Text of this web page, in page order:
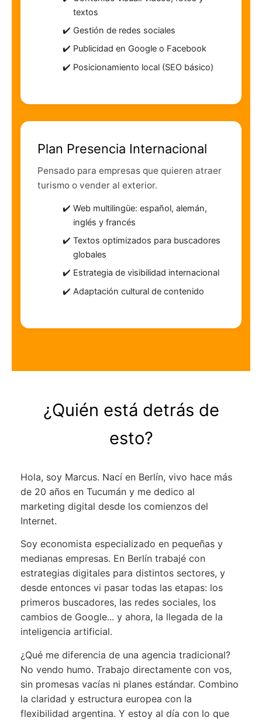
textos
Gestión de redes sociales
Publicidad en Google o Facebook
Posicionamiento local (SEO básico)
Plan Presencia Internacional
Pensado para empresas que quieren atraer
turismo o vender al exterior.
Web multilingüe: español, alemán,
inglés y francés
Textos optimizados para buscadores
globales
Estrategia de visibilidad internacional
Adaptación cultural de contenido
¿Quién está detrás de
esto?
Hola, soy Marcus. Nací en Berlín, vivo hace más
de 20 años en Tucumán y me dedico al
marketing digital desde los comienzos del
Internet.
Soy economista especializado en pequeñas y
medianas empresas. En Berlín trabajé con
estrategias digitales para distintos sectores, y
desde entonces vi pasar todas las etapas: los
primeros buscadores, las redes sociales, los
cambios de Google... y ahora, la llegada de la
inteligencia artificial.
¿Qué me diferencia de una agencia tradicional?
No vendo humo. Trabajo directamente con vos,
sin promesas vacías ni planes estándar. Combino
la claridad y estructura europea con la
flexibilidad argentina. Y estoy al día con lo que